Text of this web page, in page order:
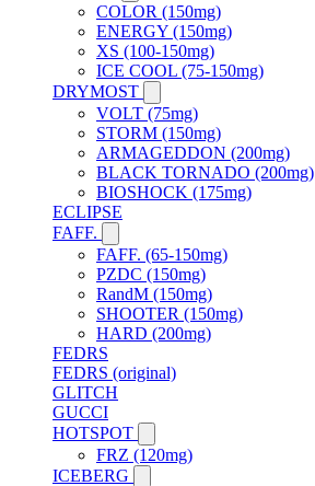
COLOR (150mg)
ENERGY (150mg)
XS (100-150mg)
ICE COOL (75-150mg)
DRYMOST
VOLT (75mg)
STORM (150mg)
ARMAGEDDON (200mg)
BLACK TORNADO (200mg)
BIOSHOCK (175mg)
ECLIPSE
FAFF.
FAFF. (65-150mg)
PZDC (150mg)
RandM (150mg)
SHOOTER (150mg)
HARD (200mg)
FEDRS
FEDRS (original)
GLITCH
GUCCI
HOTSPOT
FRZ (120mg)
ICEBERG